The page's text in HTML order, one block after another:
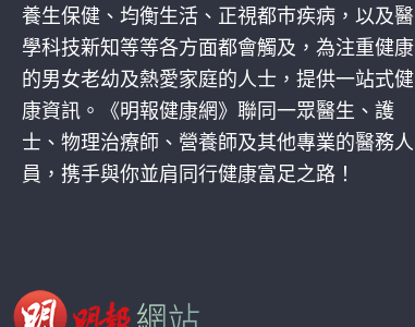
養生保健、均衡生活、正視都巿疾病，以及醫
學科技新知等等各方面都會觸及，為注重健康
的男女老幼及熱愛家庭的人士，提供一站式健
康資訊。《明報健康網》聯同一眾醫生、護
士、物理治療師、營養師及其他專業的醫務人
員，携手與你並肩同行健康富足之路！